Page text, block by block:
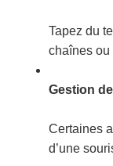
Tapez du
chaînes ou
Gestion
Certaines
d’une